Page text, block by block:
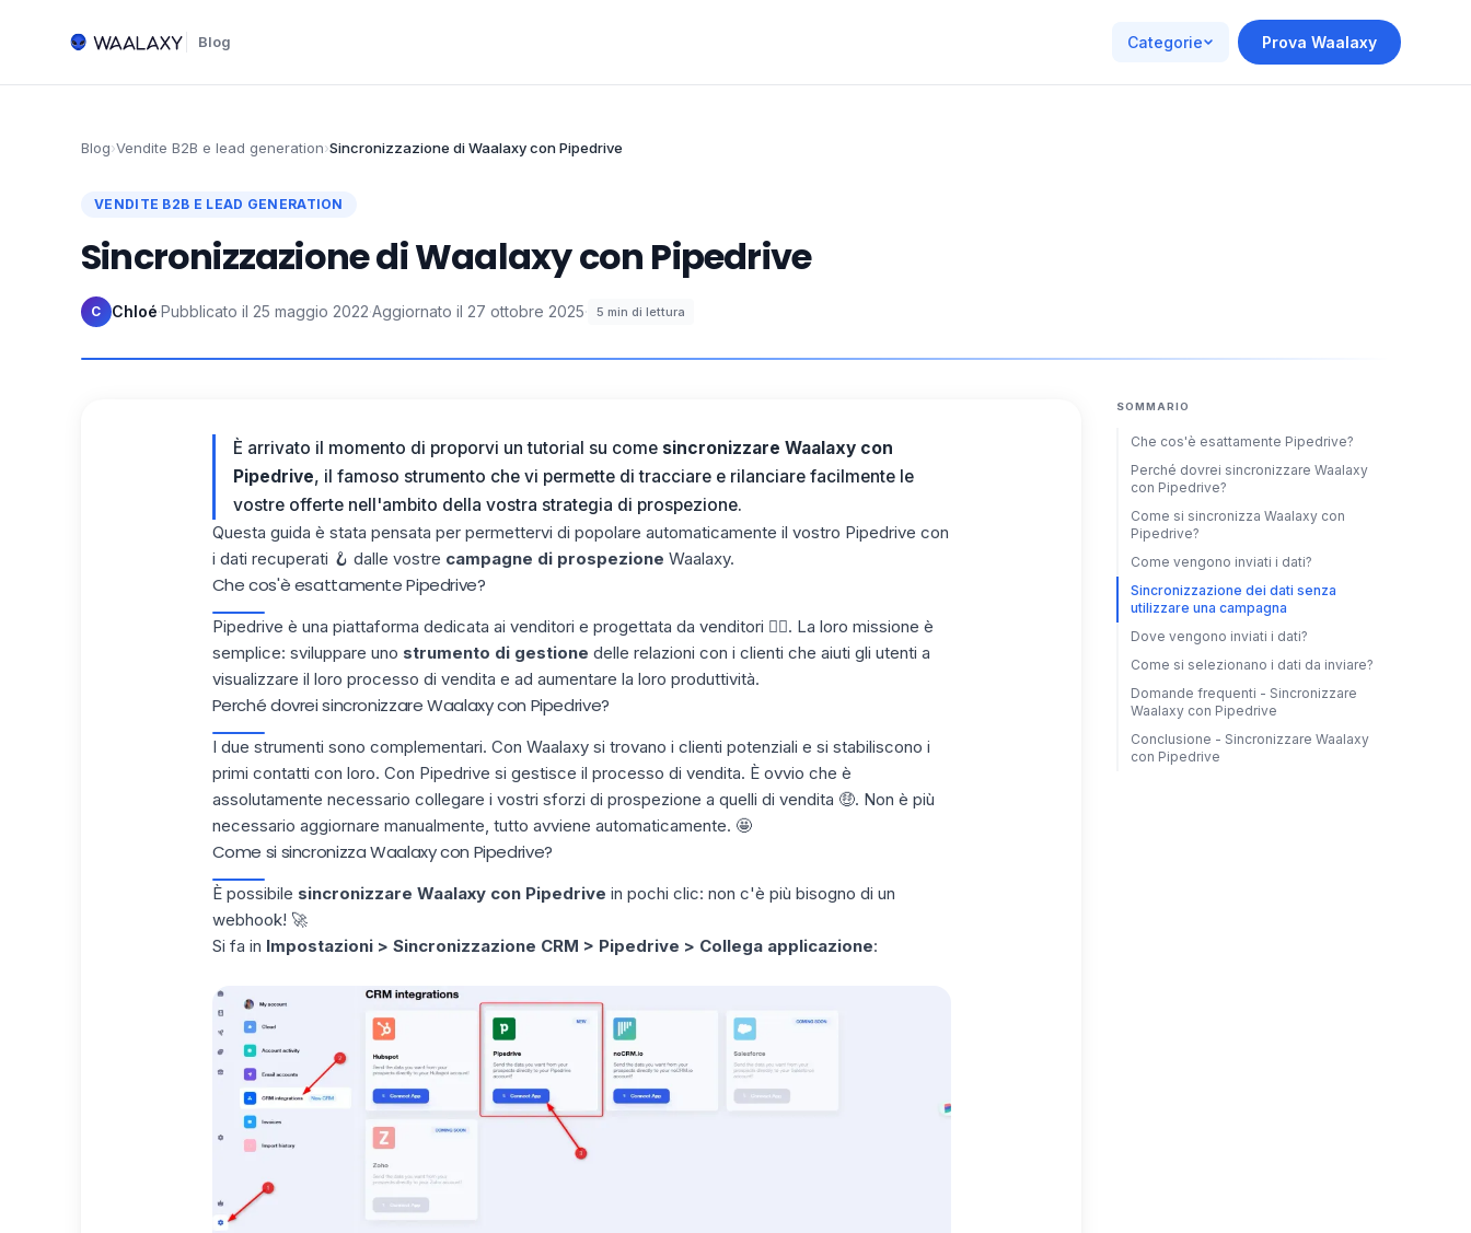
Blog Categorie Prova Waalaxy
Blog›Vendite B2B e lead generation›Sincronizzazione di Waalaxy con Pipedrive
VENDITE B2B E LEAD GENERATION
Sincronizzazione di Waalaxy con Pipedrive
C Chloé·Pubblicato il 25 maggio 2022·Aggiornato il 27 ottobre 2025· 5 min di lettura
È arrivato il momento di proporvi un tutorial su come sincronizzare Waalaxy con
Pipedrive, il famoso strumento che vi permette di tracciare e rilanciare facilmente le
vostre offerte nell'ambito della vostra strategia di prospezione.
Questa guida è stata pensata per permettervi di popolare automaticamente il vostro Pipedrive con
i dati recuperati 🪝 dalle vostre campagne di prospezione Waalaxy.
Che cos'è esattamente Pipedrive?
Pipedrive è una piattaforma dedicata ai venditori e progettata da venditori ❤️‍🔥. La loro missione è
semplice: sviluppare uno strumento di gestione delle relazioni con i clienti che aiuti gli utenti a
visualizzare il loro processo di vendita e ad aumentare la loro produttività.
Perché dovrei sincronizzare Waalaxy con Pipedrive?
I due strumenti sono complementari. Con Waalaxy si trovano i clienti potenziali e si stabiliscono i
primi contatti con loro. Con Pipedrive si gestisce il processo di vendita. È ovvio che è
assolutamente necessario collegare i vostri sforzi di prospezione a quelli di vendita 🤑. Non è più
necessario aggiornare manualmente, tutto avviene automaticamente. 🤩
Come si sincronizza Waalaxy con Pipedrive?
È possibile sincronizzare Waalaxy con Pipedrive in pochi clic: non c'è più bisogno di un
webhook! 🚀
Si fa in Impostazioni > Sincronizzazione CRM > Pipedrive > Collega applicazione:
SOMMARIO
Che cos'è esattamente Pipedrive?
Perché dovrei sincronizzare Waalaxy
con Pipedrive?
Come si sincronizza Waalaxy con
Pipedrive?
Come vengono inviati i dati?
Sincronizzazione dei dati senza
utilizzare una campagna
Dove vengono inviati i dati?
Come si selezionano i dati da inviare?
Domande frequenti - Sincronizzare
Waalaxy con Pipedrive
Conclusione - Sincronizzare Waalaxy
con Pipedrive